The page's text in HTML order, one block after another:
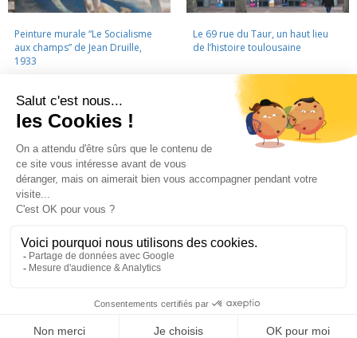
Peinture murale “Le Socialisme
aux champs” de Jean Druille,
1933
Le 69 rue du Taur, un haut lieu
de l’histoire toulousaine
LA CINÉMATHÈQUE · CONTACTS · LETTRE D'INFORMATION ·
PARTENAIRES
MENTIONS LÉGALES
La Cinémathèque de Toulouse
La Cinémathèque de Toulouse © 2015. Tous droits réservés.